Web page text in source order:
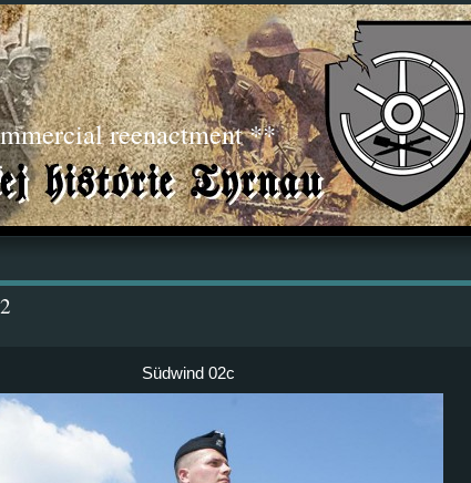
reenactment **
Südwind 02c